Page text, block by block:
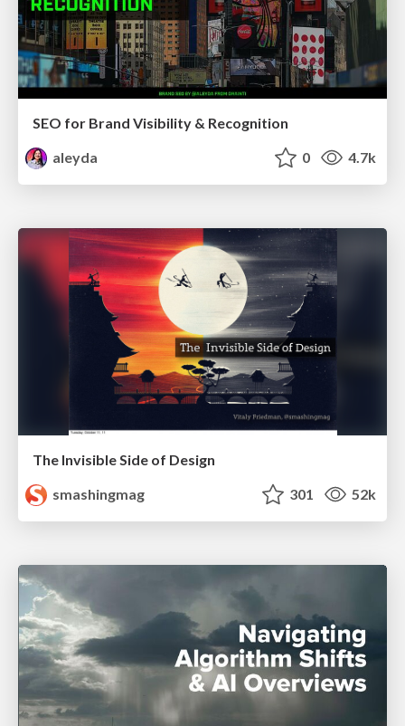
SEO for Brand Visibility & Recognition
aleyda
0 4.7k
The Invisible Side of Design
smashingmag
301 52k